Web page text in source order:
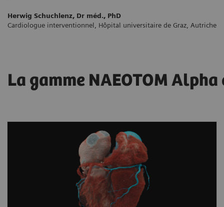
Herwig Schuchlenz, Dr méd., PhD
Cardiologue interventionnel, Hôpital universitaire de Graz, Autriche
La gamme NAEOTOM